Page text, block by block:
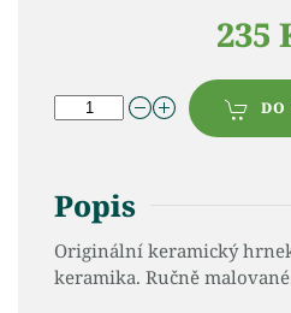
235
DO
Popis
Originální keramický
keramika. Ručně